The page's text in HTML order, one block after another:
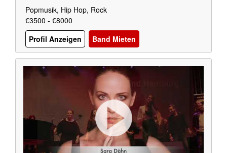
Popmusik, Hip Hop, Rock
€3500 - €8000
Profil Anzeigen
Band Mieten